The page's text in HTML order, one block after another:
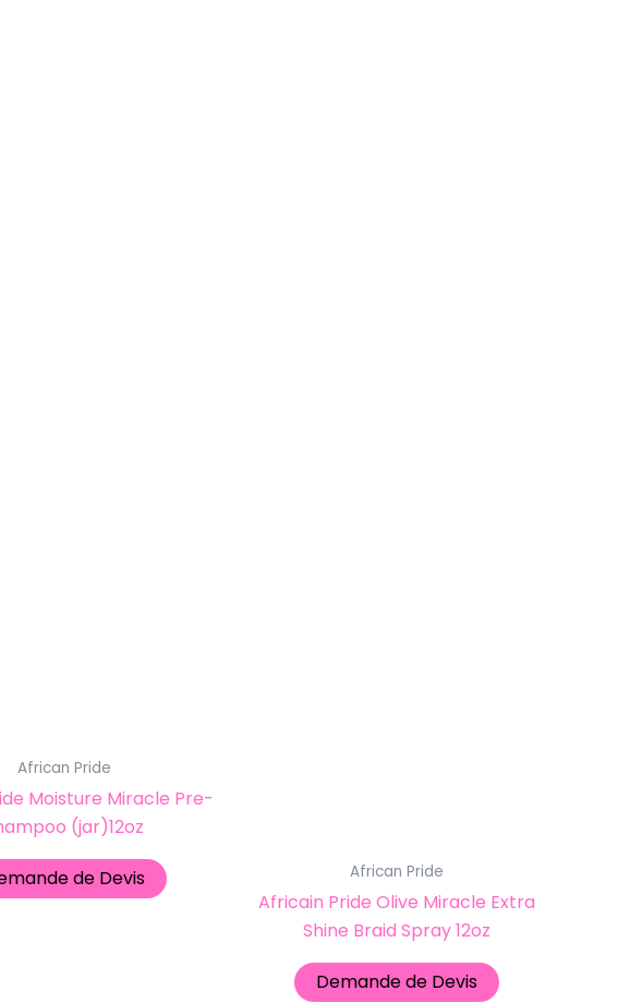
African Pride
Moisture Miracle Pre-
(jar)12oz
de Devis African Pride
Africain Pride Olive Miracle Extra
Shine Braid Spray 12oz
Demande de Devis